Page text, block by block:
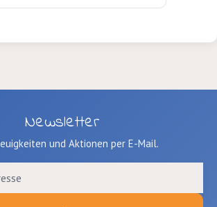
Newsletter
und Aktionen per E-Mail.